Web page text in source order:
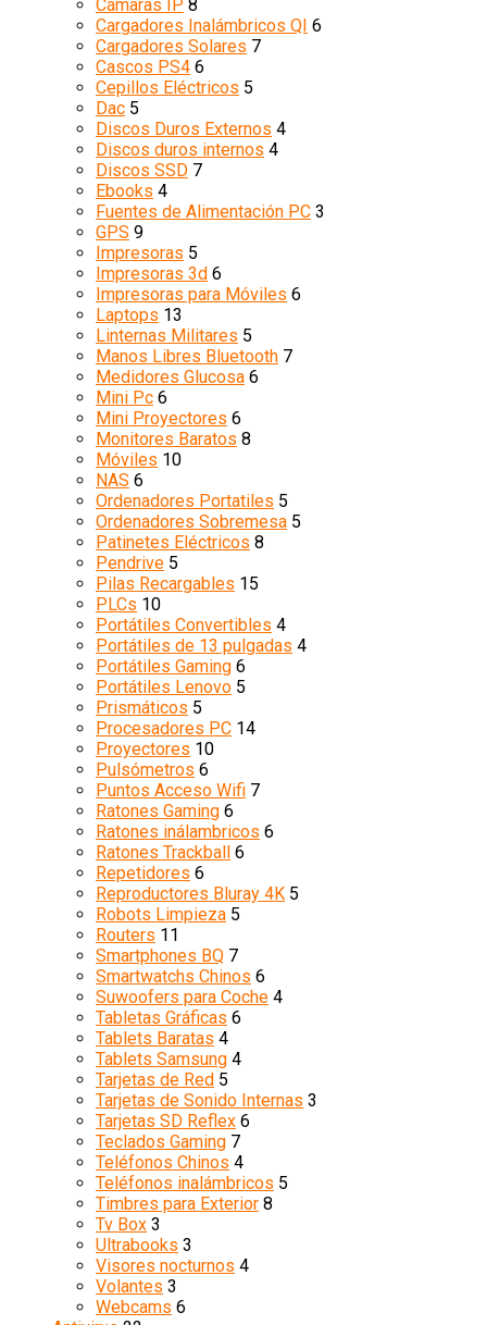
Cámaras IP 8
Cargadores Inalámbricos QI 6
Cargadores Solares 7
Cascos PS4 6
Cepillos Eléctricos 5
Dac 5
Discos Duros Externos 4
Discos duros internos 4
Discos SSD 7
Ebooks 4
Fuentes de Alimentación PC 3
GPS 9
Impresoras 5
Impresoras 3d 6
Impresoras para Móviles 6
Laptops 13
Linternas Militares 5
Manos Libres Bluetooth 7
Medidores Glucosa 6
Mini Pc 6
Mini Proyectores 6
Monitores Baratos 8
Móviles 10
NAS 6
Ordenadores Portatiles 5
Ordenadores Sobremesa 5
Patinetes Eléctricos 8
Pendrive 5
Pilas Recargables 15
PLCs 10
Portátiles Convertibles 4
Portátiles de 13 pulgadas 4
Portátiles Gaming 6
Portátiles Lenovo 5
Prismáticos 5
Procesadores PC 14
Proyectores 10
Pulsómetros 6
Puntos Acceso Wifi 7
Ratones Gaming 6
Ratones inálambricos 6
Ratones Trackball 6
Repetidores 6
Reproductores Bluray 4K 5
Robots Limpieza 5
Routers 11
Smartphones BQ 7
Smartwatchs Chinos 6
Suwoofers para Coche 4
Tabletas Gráficas 6
Tablets Baratas 4
Tablets Samsung 4
Tarjetas de Red 5
Tarjetas de Sonido Internas 3
Tarjetas SD Reflex 6
Teclados Gaming 7
Teléfonos Chinos 4
Teléfonos inalámbricos 5
Timbres para Exterior 8
Tv Box 3
Ultrabooks 3
Visores nocturnos 4
Volantes 3
Webcams 6